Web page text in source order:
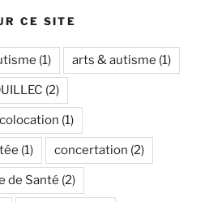
CE SITE
(1) arts & autisme (1)
(2)
colocation (1)
(1) concertation (2)
de Santé (2)